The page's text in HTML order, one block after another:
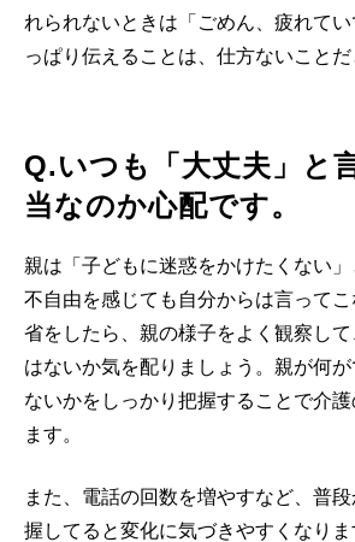
れられないときは「ごめん、疲れて
っぱり伝えることは、仕方ないことだ
Q.いつも「大丈夫」と
当なのか心配です。
親は「子どもに迷惑をかけたくない
不自由を感じても自分からは言って
省をしたら、親の様子をよく観察し
はないか気を配りましょう。親が何
ないかをしっかり把握することで介
ます。
また、電話の回数を増やすなど、普
握してると変化に気づきやすくなり